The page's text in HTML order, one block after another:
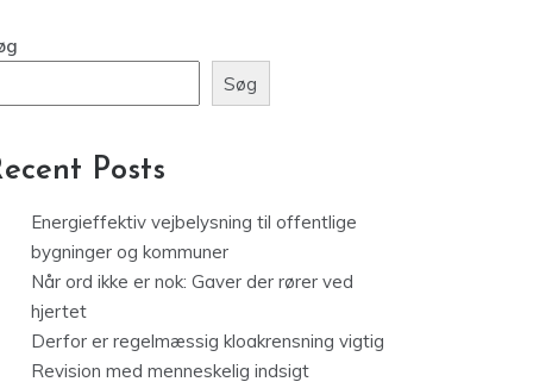
Søg
Posts
Energieffektiv vejbelysning til offentlige
bygninger og kommuner
Når ord ikke er nok: Gaver der rører ved
hjertet
Derfor er regelmæssig kloakrensning vigtig
Revision med menneskelig indsigt